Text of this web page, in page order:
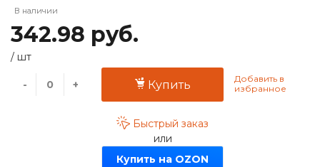
В наличии
342.98 руб.
/ шт
- + Купить
Быстрый заказ
или
Купить на OZON